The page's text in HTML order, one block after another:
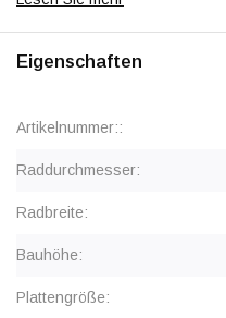
uns für ein Angebot.
Ab 50 Stück Preis auf Anfrage.
Eigenschaften
Artikelnummer::
Raddurchmesser:
Radbreite:
Bauhöhe:
Plattengröße: